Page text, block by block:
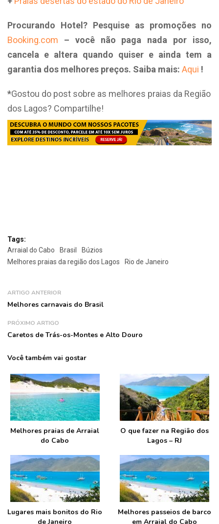
Procurando Hotel? Pesquise as promoções no
Booking.com
– você não paga nada por isso,
cancela e altera quando quiser e ainda tem a
garantia dos melhores preços. Saiba mais: Aqui !
*Gostou do post sobre as melhores praias da Região
dos Lagos? Compartilhe!
Tags:
Arraial do Cabo
Brasil
Búzios
Melhores praias da região dos Lagos
Rio de Janeiro
ARTIGO ANTERIOR
Melhores carnavais do Brasil
PRÓXIMO ARTIGO
Caretos de Trás-os-Montes e Alto Douro
Você também vai gostar
Melhores praias de Arraial
do Cabo
O que fazer na Região dos
Lagos – RJ
Lugares mais bonitos do Rio
de Janeiro
Melhores passeios de barco
em Arraial do Cabo